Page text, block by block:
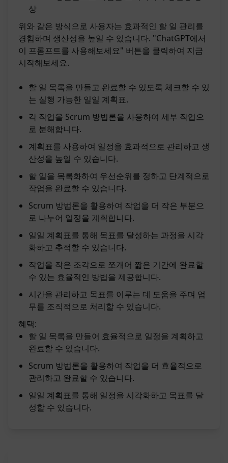
상
위와 같은 방식으로 사용자는 효과적인 할 일 관리를
경험하며 생산성을 높일 수 있습니다. "ChatGPT에서
이 프롬프트를 사용해보세요" 버튼을 클릭하여 지금
시작해보세요.
할 일 목록을 만들고 완료할 수 있도록 체크할 수 있
는 실행 가능한 일일 계획표.
각 작업을 Scrum 방법론을 사용하여 세부 작업으
로 분해합니다.
계획표를 사용하여 일정을 효과적으로 관리하고 생
산성을 높일 수 있습니다.
할 일을 목록화하여 우선순위를 정하고 단계적으로
작업을 완료할 수 있습니다.
Scrum 방법론을 활용하여 작업을 더 작은 부분으
로 나누어 일정을 계획합니다.
일일 계획표를 통해 목표를 달성하는 과정을 시각
화하고 추적할 수 있습니다.
작업을 작은 조각으로 쪼개어 짧은 기간에 완료할
수 있는 효율적인 방법을 제공합니다.
시간을 관리하고 목표를 이루는 데 도움을 주며 업
무를 조직적으로 처리할 수 있습니다.
혜택:
할 일 목록을 만들어 효율적으로 일정을 계획하고
완료할 수 있습니다.
Scrum 방법론을 활용하여 작업을 더 효율적으로
관리하고 완료할 수 있습니다.
일일 계획표를 통해 일정을 시각화하고 목표를 달
성할 수 있습니다.